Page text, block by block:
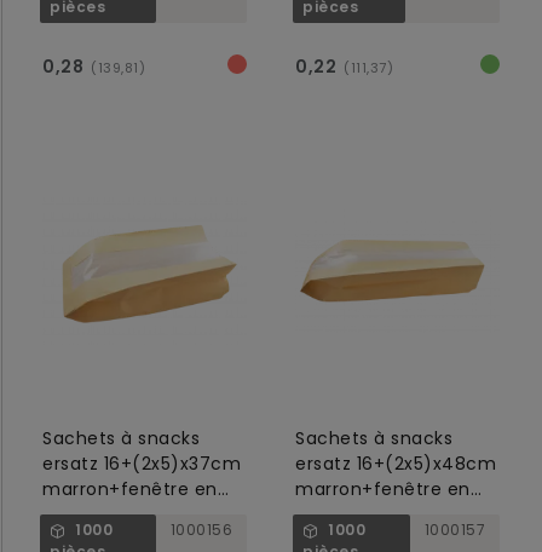
pièces
0,28 (139,81)
pièces
0,22 (111,37)
Sachets à snacks
ersatz 16+(2x5)x37cm
marron+fenêtre en
papier
1000
1000156
Sachets à snacks
ersatz 16+(2x5)x48cm
marron+fenêtre en
papier
1000
1000157